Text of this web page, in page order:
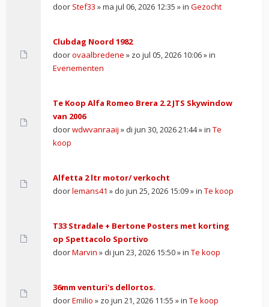
door Stef33 » ma jul 06, 2026 12:35 » in Gezocht
Clubdag Noord 1982
doorovaalbredene » zo jul 05, 2026 10:06 » in
Evenementen
Te Koop Alfa Romeo Brera 2.2 JTS Skywindow
van 2006
doorwdwvanraaij » di jun 30, 2026 21:44 » in Te
koop
Alfetta 2 ltr motor/ verkocht
doorlemans41 » do jun 25, 2026 15:09 » in Te koop
T33 Stradale + Bertone Posters met korting
op Spettacolo Sportivo
doorMarvin » di jun 23, 2026 15:50 » in Te koop
36mm venturi's dellortos.
doorEmilio » zo jun 21, 2026 11:55 » in Te koop